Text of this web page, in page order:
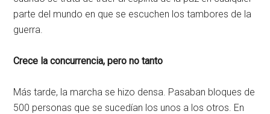
parte del mundo en que se escuchen los tambores de la
guerra.
Crece la concurrencia, pero no tanto
Más tarde, la marcha se hizo densa. Pasaban bloques de
500 personas que se sucedían los unos a los otros. En